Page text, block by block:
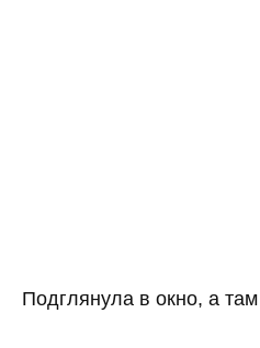
Подглянула в окно, а